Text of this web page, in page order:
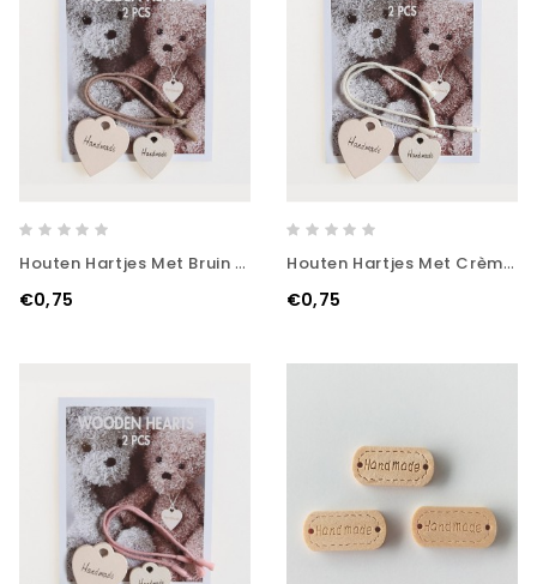
Houten Hartjes Met Bruin Koordje
€0,75
Houten Hartjes Met Crème Koordje
€0,75